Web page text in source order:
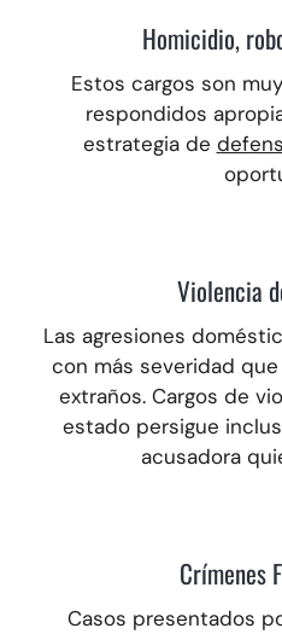
Homicidio,
Estos cargos son
respondidos
estrategia de
Violencia
Las agresiones
con más severidad
extraños. Cargos de
estado persigue
acusadora
Crímenes
Casos presentados